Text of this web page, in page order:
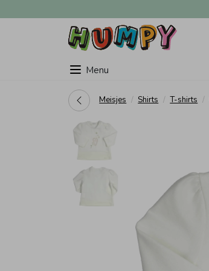
Menu
Meisjes Shirts T-shirts